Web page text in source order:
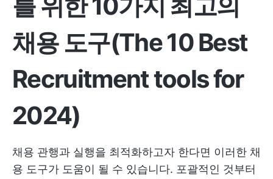
채용 도구(The 10 Best
Recruitment tools for
2024)
채용 관행과 실행을 최적화하고자 한다면 이러한 채
용 도구가 도움이 될 수 있습니다. 포괄적인 것부터